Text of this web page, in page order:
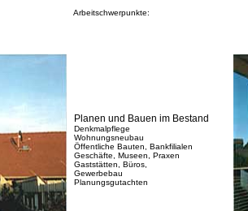
Arbeitschwerpunkte:
Planen und Bauen im Bestand
Denkmalpflege
Wohnungsneubau
Öffentliche Bauten, Bankfilialen
Geschäfte, Museen, Praxen
Gaststätten, Büros,
Gewerbebau
Planungsgutachten